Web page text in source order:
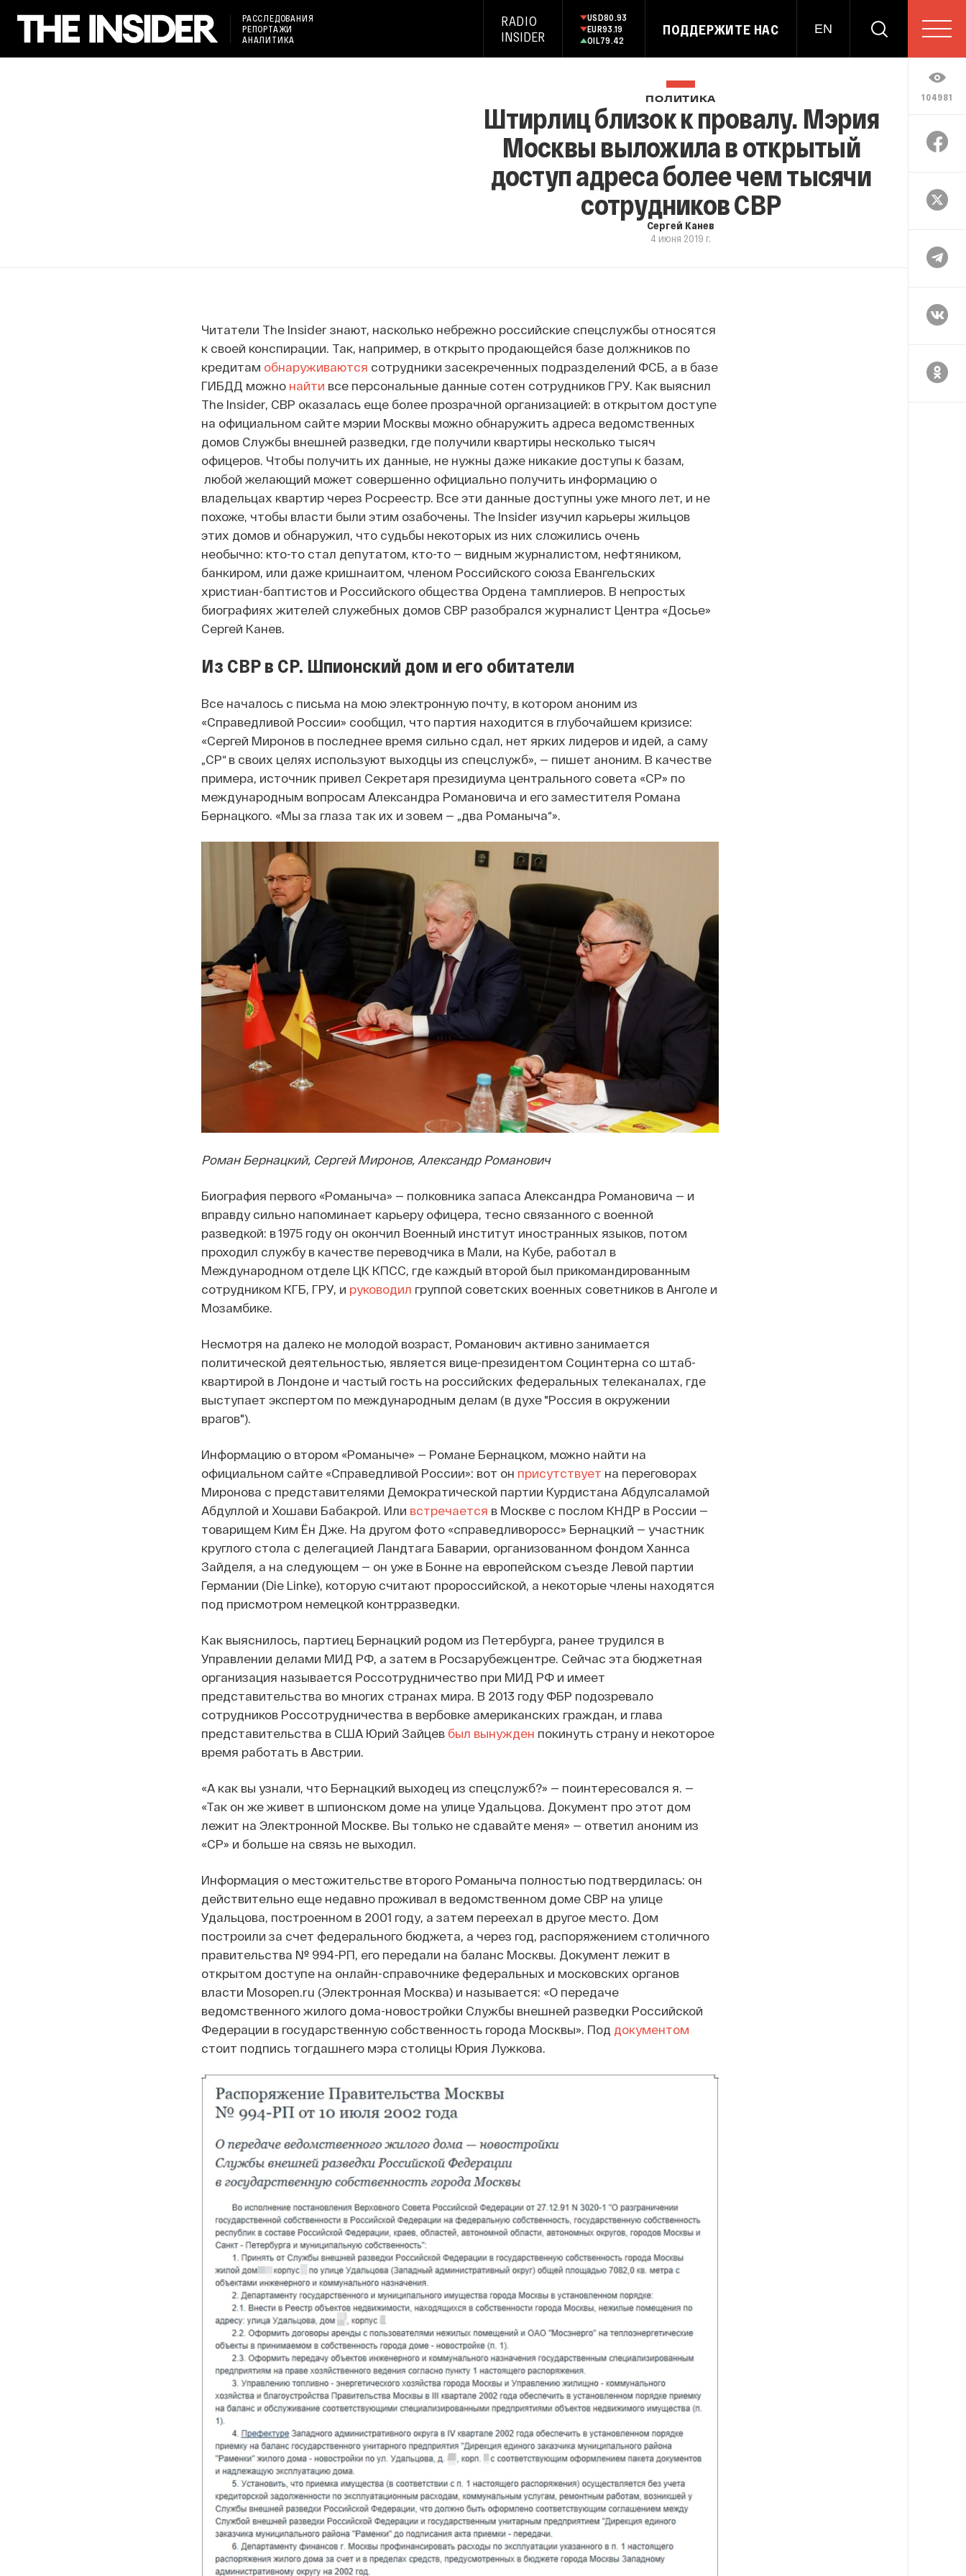
РАССЛЕДОВАНИЯ
РЕПОРТАЖИ
АНАЛИТИКА
RADIO
INSIDER
USD80.93
EUR93.19
OIL79.42
ПОДДЕРЖИТЕ НАС EN
104981
ПОЛИТИКА
Штирлиц близок к провалу. Мэрия
Москвы выложила в открытый
доступ адреса более чем тысячи
сотрудников СВР
Сергей Канев
4 июня 2019 г.
Читатели The Insider знают, насколько небрежно российские спецслужбы относятся
к своей конспирации. Так, например, в открыто продающейся базе должников по
кредитам обнаруживаются сотрудники засекреченных подразделений ФСБ, а в базе
ГИБДД можно найти все персональные данные сотен сотрудников ГРУ. Как выяснил
The Insider, СВР оказалась еще более прозрачной организацией: в открытом доступе
на официальном сайте мэрии Москвы можно обнаружить адреса ведомственных
домов Службы внешней разведки, где получили квартиры несколько тысяч
офицеров. Чтобы получить их данные, не нужны даже никакие доступы к базам,
любой желающий может совершенно официально получить информацию о
владельцах квартир через Росреестр. Все эти данные доступны уже много лет, и не
похоже, чтобы власти были этим озабочены. The Insider изучил карьеры жильцов
этих домов и обнаружил, что судьбы некоторых из них сложились очень
необычно: кто-то стал депутатом, кто-то — видным журналистом, нефтяником,
банкиром, или даже кришнаитом, членом Российского союза Евангельских
христиан-баптистов и Российского общества Ордена тамплиеров. В непростых
биографиях жителей служебных домов СВР разобрался журналист Центра «Досье»
Сергей Канев.
Из СВР в СР. Шпионский дом и его обитатели
Все началось с письма на мою электронную почту, в котором аноним из
«Справедливой России» сообщил, что партия находится в глубочайшем кризисе:
«Сергей Миронов в последнее время сильно сдал, нет ярких лидеров и идей, а саму
„СР“ в своих целях используют выходцы из спецслужб», — пишет аноним. В качестве
примера, источник привел Секретаря президиума центрального совета «СР» по
международным вопросам Александра Романовича и его заместителя Романа
Бернацкого. «Мы за глаза так их и зовем — „два Романыча“».
Роман Бернацкий, Сергей Миронов, Александр Романович
Биография первого «Романыча» — полковника запаса Александра Романовича — и
вправду сильно напоминает карьеру офицера, тесно связанного с военной
разведкой: в 1975 году он окончил Военный институт иностранных языков, потом
проходил службу в качестве переводчика в Мали, на Кубе, работал в
Международном отделе ЦК КПСС, где каждый второй был прикомандированным
сотрудником КГБ, ГРУ, и руководил группой советских военных советников в Анголе и
Мозамбике.
Несмотря на далеко не молодой возраст, Романович активно занимается
политической деятельностью, является вице-президентом Социнтерна со штаб-
квартирой в Лондоне и частый гость на российских федеральных телеканалах, где
выступает экспертом по международным делам (в духе "Россия в окружении
врагов").
Информацию о втором «Романыче» — Романе Бернацком, можно найти на
официальном сайте «Справедливой России»: вот он присутствует на переговорах
Миронова с представителями Демократической партии Курдистана Абдулсаламой
Абдуллой и Хошави Бабакрой. Или встречается в Москве с послом КНДР в России —
товарищем Ким Ён Дже. На другом фото «справедливоросс» Бернацкий — участник
круглого стола с делегацией Ландтага Баварии, организованном фондом Ханнса
Зайделя, а на следующем — он уже в Бонне на европейском съезде Левой партии
Германии (Die Linke), которую считают пророссийской, а некоторые члены находятся
под присмотром немецкой контрразведки.
Как выяснилось, партиец Бернацкий родом из Петербурга, ранее трудился в
Управлении делами МИД РФ, а затем в Росзарубежцентре. Сейчас эта бюджетная
организация называется Россотрудничество при МИД РФ и имеет
представительства во многих странах мира. В 2013 году ФБР подозревало
сотрудников Россотрудничества в вербовке американских граждан, и глава
представительства в США Юрий Зайцев был вынужден покинуть страну и некоторое
время работать в Австрии.
«А как вы узнали, что Бернацкий выходец из спецслужб?» — поинтересовался я. —
«Так он же живет в шпионском доме на улице Удальцова. Документ про этот дом
лежит на Электронной Москве. Вы только не сдавайте меня» — ответил аноним из
«СР» и больше на связь не выходил.
Информация о местожительстве второго Романыча полностью подтвердилась: он
действительно еще недавно проживал в ведомственном доме СВР на улице
Удальцова, построенном в 2001 году, а затем переехал в другое место. Дом
построили за счет федерального бюджета, а через год, распоряжением столичного
правительства № 994-РП, его передали на баланс Москвы. Документ лежит в
открытом доступе на онлайн-справочнике федеральных и московских органов
власти Mosopen.ru (Электронная Москва) и называется: «О передаче
ведомственного жилого дома-новостройки Службы внешней разведки Российской
Федерации в государственную собственность города Москвы». Под документом
стоит подпись тогдашнего мэра столицы Юрия Лужкова.